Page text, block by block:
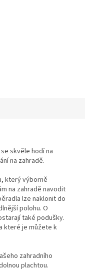
skvěle hodí na
na zahradě.
který výborně
na zahradě navodit
lze naklonit do
polohu. O
také podušky.
které je můžete k
zahradního
plachtou.